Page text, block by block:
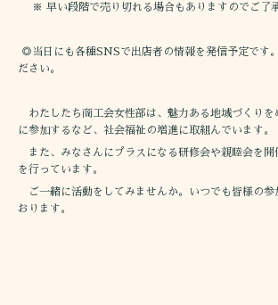
※ 早い段階で売り切れる場合もありますのでご了承
◎当日にも各種SNSで出店者の情報を発信予定です
ださい。
わたしたち商工会女性部は、魅力ある地域づくりを
に参加するなど、社会福祉の増進に取組んでいます。
また、みなさんにプラスになる研修会や親睦会を開
を行っています。
ご一緒に活動をしてみませんか。いつでも皆様の参
おります。